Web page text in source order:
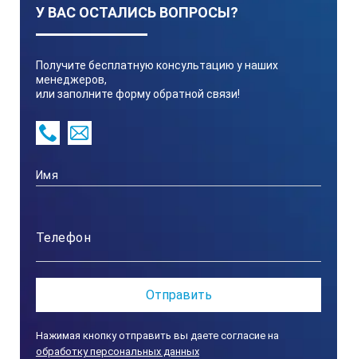
У ВАС ОСТАЛИСЬ ВОПРОСЫ?
Получите бесплатную консультацию у наших
менеджеров,
или заполните форму обратной связи!
Нажимая кнопку отправить вы даете согласие на
обработку персональных данных